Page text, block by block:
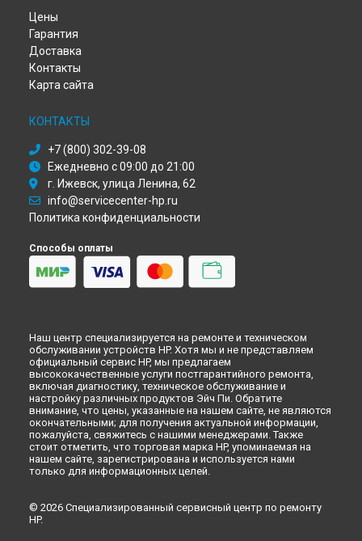
Ремонт ноутбука Omen 17-an104ur HP в
Ремонт ноутбука Omen 17-an104ur HP в
Ремонт ноутбука Omen 17-an104ur HP в
Цены
Гарантия
Доставка
Контакты
Карта сайта
КОНТАКТЫ
+7 (800) 302-39-08
Ежедневно с 09:00 до 21:00
г. Ижевск, улица Ленина, 62
info@servicecenter-hp.ru
Политика конфиденциальности
Способы оплаты
Наш центр специализируется на ремонте и техническом
обслуживании устройств HP. Хотя мы и не представляем
официальный сервис HP, мы предлагаем
высококачественные услуги постгарантийного ремонта,
включая диагностику, техническое обслуживание и
настройку различных продуктов Эйч Пи. Обратите
внимание, что цены, указанные на нашем сайте, не являются
окончательными; для получения актуальной информации,
пожалуйста, свяжитесь с нашими менеджерами. Также
стоит отметить, что торговая марка HP, упоминаемая на
нашем сайте, зарегистрирована и используется нами
только для информационных целей.
© 2026 Специализированный сервисный центр по ремонту
HP.